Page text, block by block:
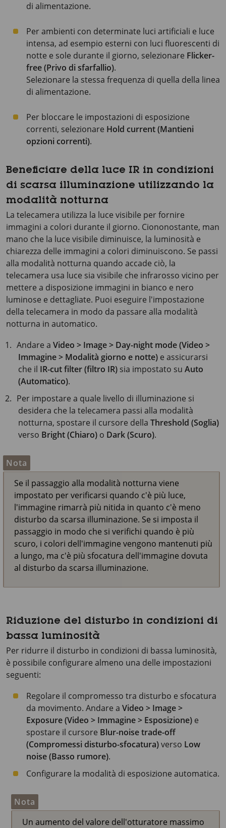
di alimentazione.
Per ambienti con determinate luci artificiali e luce
intensa, ad esempio esterni con luci fluorescenti di
notte e sole durante il giorno, selezionare Flicker-
free (Privo di sfarfallio).
Selezionare la stessa frequenza di quella della linea
di alimentazione.
Per bloccare le impostazioni di esposizione
correnti, selezionare Hold current (Mantieni
opzioni correnti).
Beneficiare della luce IR in condizioni
di scarsa illuminazione utilizzando la
modalità notturna
La telecamera utilizza la luce visibile per fornire
immagini a colori durante il giorno. Ciononostante, man
mano che la luce visibile diminuisce, la luminosità e
chiarezza delle immagini a colori diminuiscono. Se passi
alla modalità notturna quando accade ciò, la
telecamera usa luce sia visibile che infrarosso vicino per
mettere a disposizione immagini in bianco e nero
luminose e dettagliate. Puoi eseguire l'impostazione
della telecamera in modo da passare alla modalità
notturna in automatico.
Andare aVideo > Image > Day-night mode (Video >
Immagine > Modalità giorno e notte) e assicurarsi
che il IR-cut filter (filtro IR) sia impostato su Auto
(Automatico).
Per impostare a quale livello di illuminazione si
desidera che la telecamera passi alla modalità
notturna, spostare il cursore della Threshold (Soglia)
verso Bright (Chiaro) o Dark (Scuro).
Nota
Se il passaggio alla modalità notturna viene
impostato per verificarsi quando c'è più luce,
l'immagine rimarrà più nitida in quanto c'è meno
disturbo da scarsa illuminazione. Se si imposta il
passaggio in modo che si verifichi quando è più
scuro, i colori dell'immagine vengono mantenuti più
a lungo, ma c'è più sfocatura dell'immagine dovuta
al disturbo da scarsa illuminazione.
Riduzione del disturbo in condizioni di
bassa luminosità
Per ridurre il disturbo in condizioni di bassa luminosità,
è possibile configurare almeno una delle impostazioni
seguenti:
Regolare il compromesso tra disturbo e sfocatura
da movimento. Andare a Video > Image >
Exposure (Video > Immagine > Esposizione) e
spostare il cursore Blur-noise trade-off
(Compromessi disturbo-sfocatura)verso Low
noise (Basso rumore).
Configurare la modalità di esposizione automatica.
Nota
Un aumento del valore dell'otturatore massimo